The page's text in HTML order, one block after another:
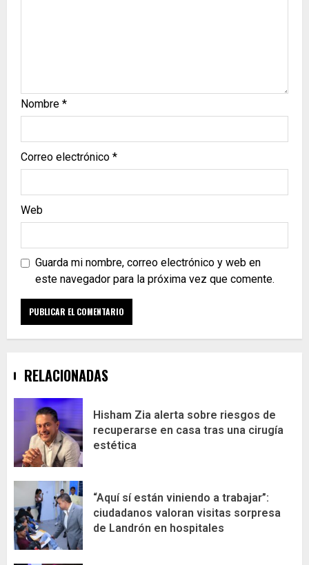
Nombre *
Correo electrónico *
Web
Guarda mi nombre, correo electrónico y web en
este navegador para la próxima vez que comente.
RELACIONADAS
Hisham Zia alerta sobre riesgos de
recuperarse en casa tras una cirugía
estética
“Aquí sí están viniendo a trabajar”:
ciudadanos valoran visitas sorpresa
de Landrón en hospitales